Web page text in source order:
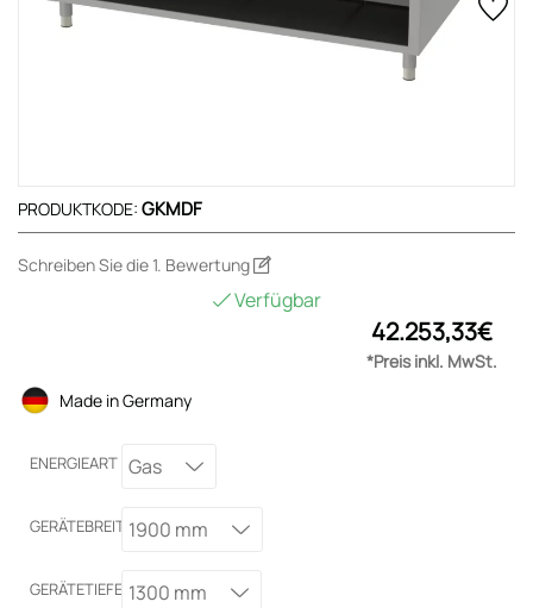
PRODUKTKODE: GKMDF
Schreiben Sie die 1. Bewertung
Verfügbar
42.253,33€
*Preis inkl. MwSt.
Made in Germany
ENERGIEART Gas
GERÄTEBREITE1900 mm
GERÄTETIEFE 1300 mm